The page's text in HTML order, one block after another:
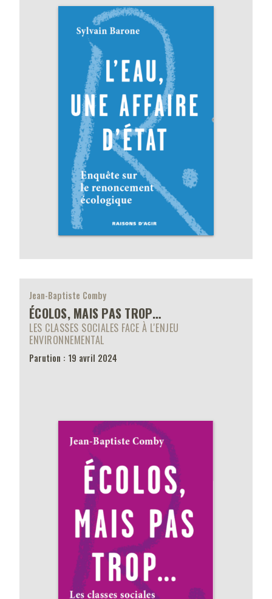
Jean-Baptiste Comby
ÉCOLOS, MAIS PAS TROP…
LES CLASSES SOCIALES FACE À L'ENJEU
ENVIRONNEMENTAL
Parution : 19 avril 2024